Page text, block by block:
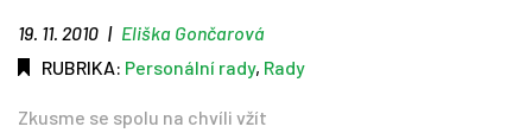
19. 11. 2010 | Eliška Gončarová
RUBRIKA: Personální rady, Rady
Zkusme se spolu na chvíli vžít